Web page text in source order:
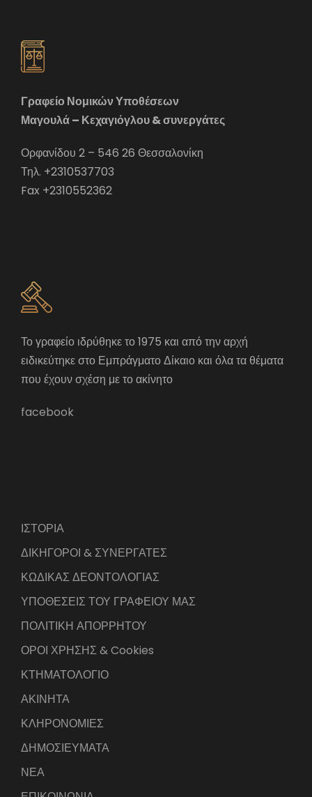
Γραφείο Νομικών Υποθέσεων
Μαγουλά – Κεχαγιόγλου & συνεργάτες
Ορφανίδου 2 – 546 26 Θεσσαλονίκη
Τηλ. +2310537703
Fax +2310552362
Το γραφείο ιδρύθηκε το 1975 και από την αρχή
ειδικεύτηκε στο Εμπράγματο Δίκαιο και όλα τα θέματα
που έχουν σχέση με το ακίνητο
facebook
ΙΣΤΟΡΙΑ
ΔΙΚΗΓΟΡΟΙ & ΣΥΝΕΡΓΑΤΕΣ
ΚΩΔΙΚΑΣ ΔΕΟΝΤΟΛΟΓΙΑΣ
ΥΠΟΘΕΣΕΙΣ ΤΟΥ ΓΡΑΦΕΙΟΥ ΜΑΣ
ΠΟΛΙΤΙΚΗ ΑΠΟΡΡΗΤΟΥ
ΟΡΟΙ ΧΡΗΣΗΣ & Cookies
ΚΤΗΜΑΤΟΛΟΓΙΟ
ΑΚΙΝΗΤΑ
ΚΛΗΡΟΝΟΜΙΕΣ
ΔΗΜΟΣΙΕΥΜΑΤΑ
ΝΕΑ